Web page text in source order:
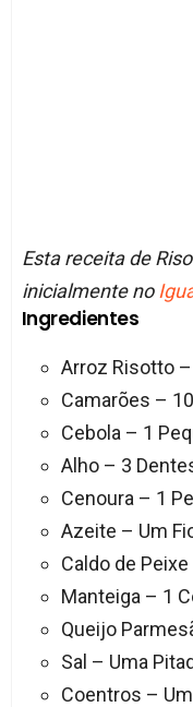
Esta receita de
inicialmente no
Ingredientes
Arroz Risotto
Camarões –
Cebola – 1
Alho – 3
Cenoura – 1
Azeite – Um
Caldo de
Manteiga – 1
Queijo
Sal – Uma
Coentros –